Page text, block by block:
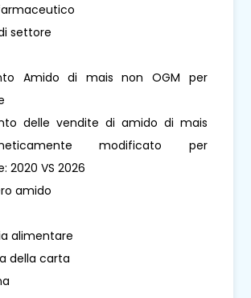
settore
Amido di mais non OGM per
delle vendite di amido di mais
modificato per
2020 VS 2026
amido
alimentare
della carta